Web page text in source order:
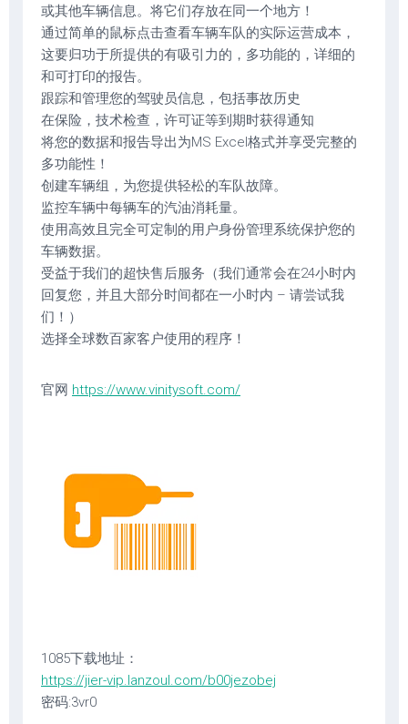
或其他车辆信息。将它们存放在同一个地方！
通过简单的鼠标点击查看车辆车队的实际运营成本，
这要归功于所提供的有吸引力的，多功能的，详细的
和可打印的报告。
跟踪和管理您的驾驶员信息，包括事故历史
在保险，技术检查，许可证等到期时获得通知
将您的数据和报告导出为MS Excel格式并享受完整的
多功能性！
创建车辆组，为您提供轻松的车队故障。
监控车辆中每辆车的汽油消耗量。
使用高效且完全可定制的用户身份管理系统保护您的
车辆数据。
受益于我们的超快售后服务（我们通常会在24小时内
回复您，并且大部分时间都在一小时内 – 请尝试我
们！）
选择全球数百家客户使用的程序！
官网 https://www.vinitysoft.com/
1085下载地址：
https://jier-vip.lanzoul.com/b00jezobej
密码:3vr0